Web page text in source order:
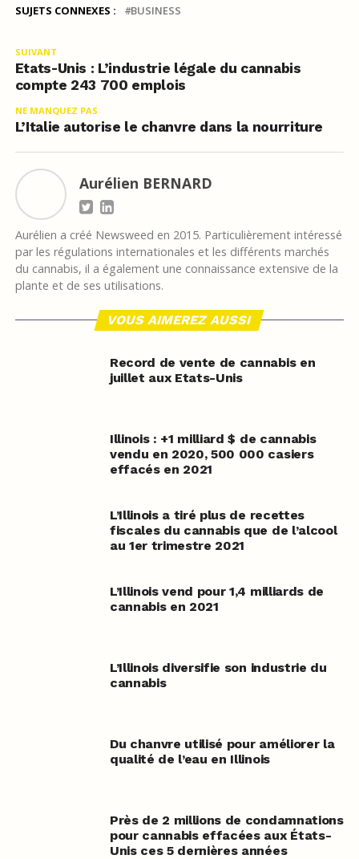
SUJETS CONNEXES : BUSINESS
SUIVANT
Etats-Unis : L’industrie légale du cannabis
compte 243 700 emplois
NE MANQUEZ PAS
L’Italie autorise le chanvre dans la nourriture
Aurélien BERNARD
Aurélien a créé Newsweed en 2015. Particulièrement intéressé
par les régulations internationales et les différents marchés
du cannabis, il a également une connaissance extensive de la
plante et de ses utilisations.
VOUS AIMEREZ AUSSI
Record de vente de cannabis en
juillet aux Etats-Unis
Illinois : +1 milliard $ de cannabis
vendu en 2020, 500 000 casiers
effacés en 2021
L’Illinois a tiré plus de recettes
fiscales du cannabis que de l’alcool
au 1er trimestre 2021
L’Illinois vend pour 1,4 milliards de
cannabis en 2021
L’Illinois diversifie son industrie du
cannabis
Du chanvre utilisé pour améliorer la
qualité de l’eau en Illinois
Près de 2 millions de condamnations
pour cannabis effacées aux États-
Unis ces 5 dernières années